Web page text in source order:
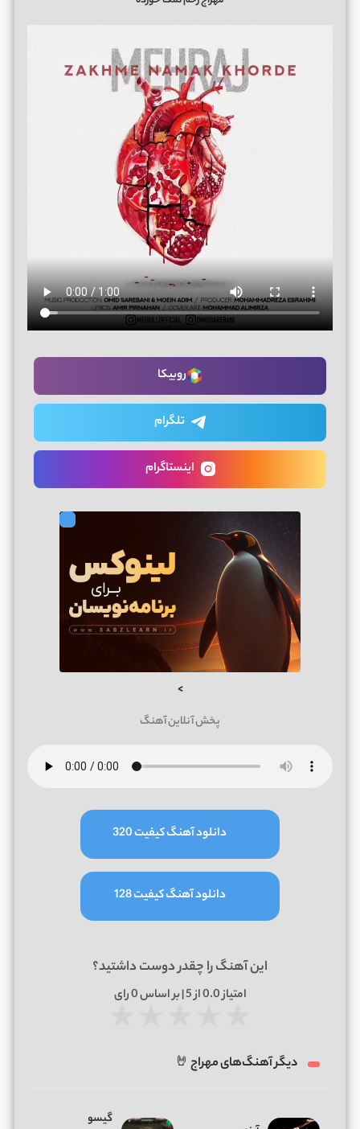
روبیکا
تلگرام
اینستاگرام
>
پخش آنلاین آهنگ
دانلود آهنگ کیفیت 320
دانلود آهنگ کیفیت 128
این آهنگ را چقدر دوست داشتید؟
امتیاز0.0از 5 | بر اساس 0رای
دیگر آهنگ‌های مهراج 🤘
گیسو